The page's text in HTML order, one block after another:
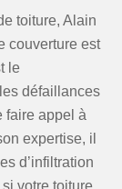
toiture, Alain
couverture est
le
défaillances
faire appel à
expertise, il
d’infiltration
votre toiture